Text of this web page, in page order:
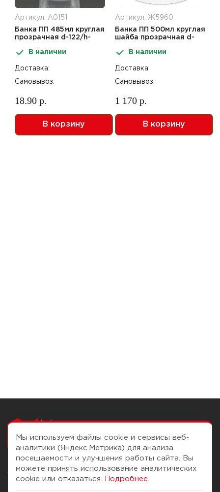
Артикул: А0151
Банка ПП 485мл круглая
прозрачная d-122/h-
замком 225шт В
В наличии
Доставка:
Самовывоз:
18.90 р.
В корзину
Артикул: Ж5960
Банка ПП 500мл круглая
шайба прозрачная d-
к/замком 180шт В
В наличии
Доставка:
Самовывоз:
1 170 р.
В корзину
Чтобы вам легко
О компании Помощь
Мы используем файлы cookie и сервисы веб-
аналитики (Яндекс.Метрика) для анализа
посещаемости и улучшения работы сайта. Вы
можете принять использование аналитических
cookie или отказаться.
Подробнее